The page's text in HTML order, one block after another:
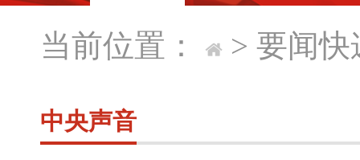
当前位置： > 要闻快
中央声音